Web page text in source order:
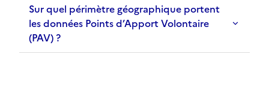
Sur quel périmètre géographique portent
les données Points d’Apport Volontaire
(PAV) ?